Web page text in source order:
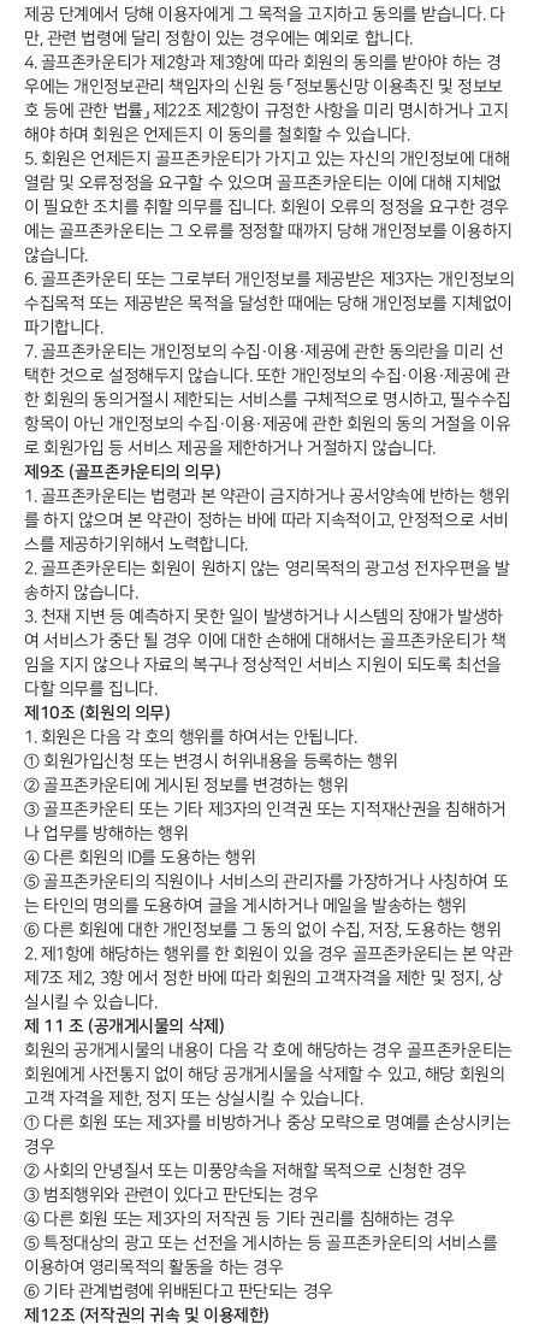
제공 단계에서 당해 이용자에게 그 목적을 고지하고 동의를 받습니다. 다
만, 관련 법령에 달리 정함이 있는 경우에는 예외로 합니다.
4. 골프존카운티가 제2항과 제3항에 따라 회원의 동의를 받아야 하는 경
우에는 개인정보관리 책임자의 신원 등 「정보통신망 이용촉진 및 정보보
호 등에 관한 법률」 제22조 제2항이 규정한 사항을 미리 명시하거나 고지
해야 하며 회원은 언제든지 이 동의를 철회할 수 있습니다.
5. 회원은 언제든지 골프존카운티가 가지고 있는 자신의 개인정보에 대해
열람 및 오류정정을 요구할 수 있으며 골프존카운티는 이에 대해 지체없
이 필요한 조치를 취할 의무를 집니다. 회원이 오류의 정정을 요구한 경우
에는 골프존카운티는 그 오류를 정정할 때까지 당해 개인정보를 이용하지
않습니다.
6. 골프존카운티 또는 그로부터 개인정보를 제공받은 제3자는 개인정보의
수집목적 또는 제공받은 목적을 달성한 때에는 당해 개인정보를 지체없이
파기합니다.
7. 골프존카운티는 개인정보의 수집·이용·제공에 관한 동의란을 미리 선
택한 것으로 설정해두지 않습니다. 또한 개인정보의 수집·이용·제공에 관
한 회원의 동의거절시 제한되는 서비스를 구체적으로 명시하고, 필수수집
항목이 아닌 개인정보의 수집·이용·제공에 관한 회원의 동의 거절을 이유
로 회원가입 등 서비스 제공을 제한하거나 거절하지 않습니다.
제9조 (골프존카운티의 의무)
1. 골프존카운티는 법령과 본 약관이 금지하거나 공서양속에 반하는 행위
를 하지 않으며 본 약관이 정하는 바에 따라 지속적이고, 안정적으로 서비
스를 제공하기위해서 노력합니다.
2. 골프존카운티는 회원이 원하지 않는 영리목적의 광고성 전자우편을 발
송하지 않습니다.
3. 천재 지변 등 예측하지 못한 일이 발생하거나 시스템의 장애가 발생하
여 서비스가 중단 될 경우 이에 대한 손해에 대해서는 골프존카운티가 책
임을 지지 않으나 자료의 복구나 정상적인 서비스 지원이 되도록 최선을
다할 의무를 집니다.
제10조 (회원의 의무)
1. 회원은 다음 각 호의 행위를 하여서는 안됩니다.
① 회원가입신청 또는 변경시 허위내용을 등록하는 행위
② 골프존카운티에 게시된 정보를 변경하는 행위
③ 골프존카운티 또는 기타 제3자의 인격권 또는 지적재산권을 침해하거
나 업무를 방해하는 행위
④ 다른 회원의 ID를 도용하는 행위
⑤ 골프존카운티의 직원이나 서비스의 관리자를 가장하거나 사칭하여 또
는 타인의 명의를 도용하여 글을 게시하거나 메일을 발송하는 행위
⑥ 다른 회원에 대한 개인정보를 그 동의 없이 수집, 저장, 도용하는 행위
2. 제1항에 해당하는 행위를 한 회원이 있을 경우 골프존카운티는 본 약관
제7조 제2, 3항 에서 정한 바에 따라 회원의 고객자격을 제한 및 정지, 상
실시킬 수 있습니다.
제 11 조 (공개게시물의 삭제)
회원의 공개게시물의 내용이 다음 각 호에 해당하는 경우 골프존카운티는
회원에게 사전통지 없이 해당 공개게시물을 삭제할 수 있고, 해당 회원의
고객 자격을 제한, 정지 또는 상실시킬 수 있습니다.
① 다른 회원 또는 제3자를 비방하거나 중상 모략으로 명예를 손상시키는
경우
② 사회의 안녕질서 또는 미풍양속을 저해할 목적으로 신청한 경우
③ 범죄행위와 관련이 있다고 판단되는 경우
④ 다른 회원 또는 제3자의 저작권 등 기타 권리를 침해하는 경우
⑤ 특정대상의 광고 또는 선전을 게시하는 등 골프존카운티의 서비스를
이용하여 영리목적의 활동을 하는 경우
⑥ 기타 관계법령에 위배된다고 판단되는 경우
제12조 (저작권의 귀속 및 이용제한)